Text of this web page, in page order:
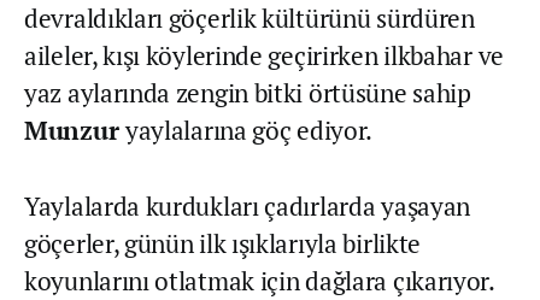
devraldıkları göçerlik kültürünü sürdüren
aileler, kışı köylerinde geçirirken ilkbahar ve
yaz aylarında zengin bitki örtüsüne sahip
Munzuryaylalarına göç ediyor.
Yaylalarda kurdukları çadırlarda yaşayan
göçerler, günün ilk ışıklarıyla birlikte
koyunlarını otlatmak için dağlara çıkarıyor.